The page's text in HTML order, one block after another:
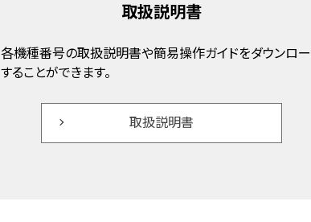
取扱説明書
各機種番号の取扱説明書や簡易操作ガイドをダウンロ
することができます。
取扱説明書